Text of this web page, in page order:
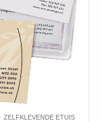
ZELFKLEVENDE ETUIS